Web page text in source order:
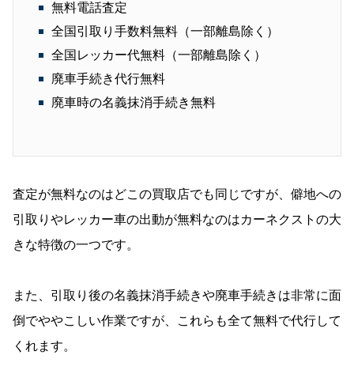
無料電話査定
全国引取り手数料無料（一部離島除く）
全国レッカー代無料（一部離島除く）
廃車手続き代行無料
廃車時の名義抹消手続き無料
査定が無料なのはどこの買取店でも同じですが、僻地への
引取りやレッカー車の出動が無料なのはカーネクストの大
きな特徴の一つです。
また、引取り後の名義抹消手続きや廃車手続きは非常に面
倒でややこしい作業ですが、これらも全て無料で代行して
くれます。